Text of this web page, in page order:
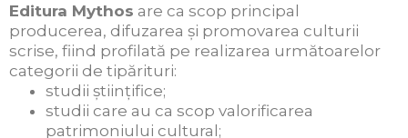
Editura Mythos are ca scop principal
producerea, difuzarea şi promovarea culturii
scrise, fiind profilată pe realizarea următoarelor
categorii de tipărituri:
studii ştiinţifice;
studii care au ca scop valorificarea
patrimoniului cultural;